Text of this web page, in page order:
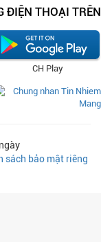
ĐIỆN THOẠI TRÊN
CH Play
sách bảo mật riêng